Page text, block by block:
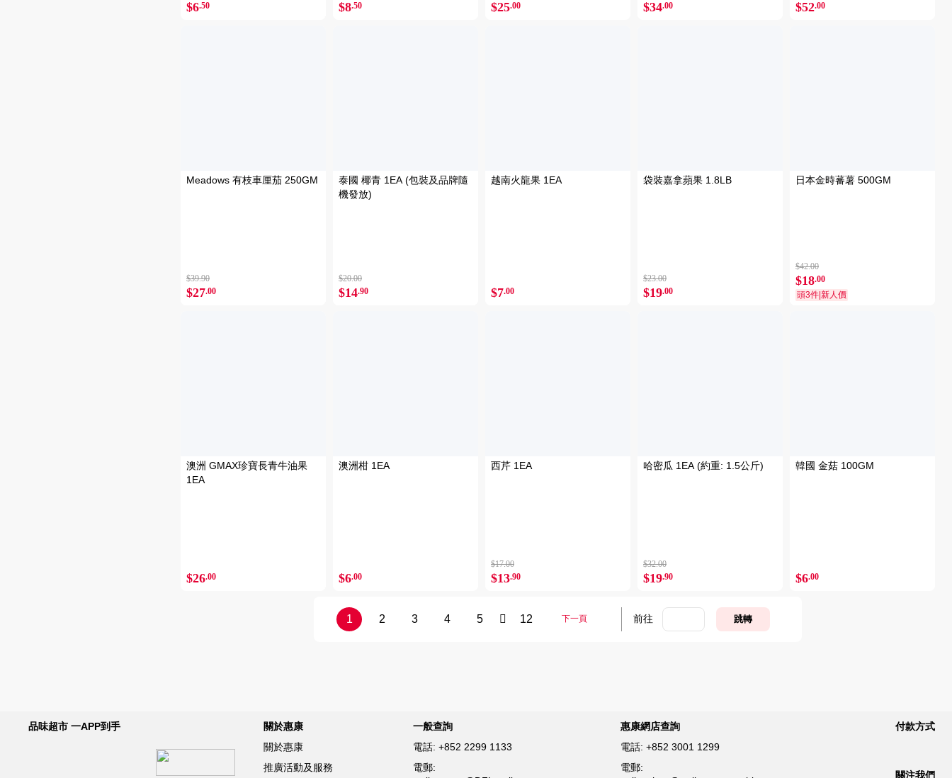
$6.50 $8.50 $25.00 $34.00 $52.00
Meadows 有枝車厘茄 250GM
$39.90
$27.00
泰國 椰青 1EA (包裝及品牌隨
機發放)
$20.00
$14.90
越南火龍果 1EA
$7.00
袋裝嘉拿蘋果 1.8LB
$23.00
$19.00
日本金時蕃薯 500GM
$42.00
$18.00
頭3件|新人價
澳洲 GMAX珍寶長青牛油果
1EA
$26.00
澳洲柑 1EA
$6.00
西芹 1EA
$17.00
$13.90
哈密瓜 1EA (約重: 1.5公斤)
$32.00
$19.90
韓國 金菇 100GM
$6.00
1 2 3 4 5 12 下一頁 前往 跳轉
品味超市 一APP到手
關於惠康
關於惠康
推廣活動及服務
一般查詢
電話: +852 2299 1133
電郵:
惠康網店查詢
電話:+852 3001 1299
電郵:
付款方式
關注我們